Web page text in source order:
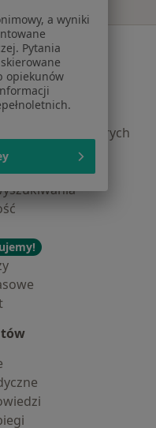
pacjentów
których
a wyniki
Pytania
opiekunów